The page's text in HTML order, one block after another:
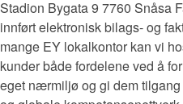
Stadion Bygata 9 7760 Snåsa
innført elektronisk bilags- og
mange EY lokalkontor kan vi
kunder både fordelene ved å
eget nærmiljø og gi dem